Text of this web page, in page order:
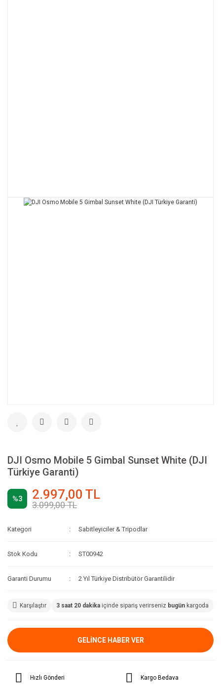
DJI Osmo Mobile 5 Gimbal Sunset White (DJI
Türkiye Garanti)
%3 2.997,00 TL
3.099,00 TL
Kategori Sabitleyiciler & Tripodlar
Stok Kodu ST00942
Garanti Durumu 2 Yıl Türkiye Distribütör Garantilidir
Karşılaştır 3 saat 20 dakika içinde sipariş verirseniz bugün kargoda
GELİNCE HABER VER
Hızlı Gönderi Kargo Bedava